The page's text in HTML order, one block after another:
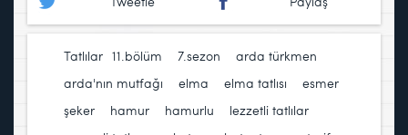
Tatlılar 11.bölüm 7.sezon arda türkmen
arda'nın mutfağı
elma elma tatlısı
esmer
şeker
hamur hamurlu lezzetli tatlılar